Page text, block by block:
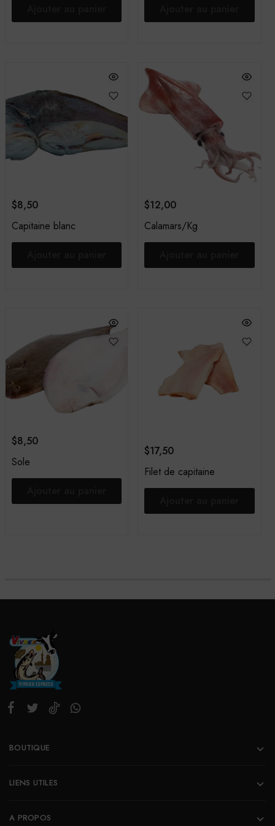
$8,50
Capitaine blanc
$12,00
Calamars/Kg
$8,50
Sole
$17,50
Filet de capitaine
BOUTIQUE
LIENS UTILES
A PROPOS